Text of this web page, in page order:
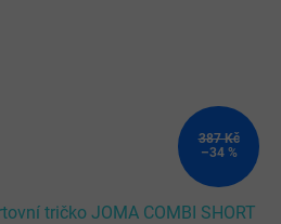
387 Kč
–34 %
tričko JOMA COMBI SHORT